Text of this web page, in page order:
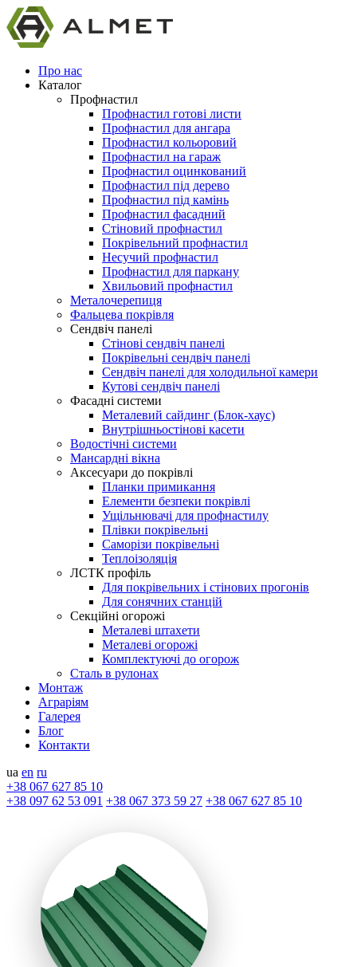
Про нас
Каталог
Профнастил
Профнастил готові листи
Профнастил для ангара
Профнастил кольоровий
Профнастил на гараж
Профнастил оцинкований
Профнастил під дерево
Профнастил під камінь
Профнастил фасадний
Стіновий профнастил
Покрівельний профнастил
Несучий профнастил
Профнастил для паркану
Хвильовий профнастил
Металочерепиця
Фальцева покрівля
Сендвіч панелі
Стінові сендвіч панелі
Покрівельні сендвіч панелі
Сендвіч панелі для холодильної камери
Кутові сендвіч панелі
Фасадні системи
Металевий сайдинг (Блок-хаус)
Внутрішньостінові касети
Водостічні системи
Мансардні вікна
Аксесуари до покрівлі
Планки примикання
Елементи безпеки покрівлі
Ущільнювачі для профнастилу
Плівки покрівельні
Саморізи покрівельні
Теплоізоляція
ЛСТК профіль
Для покрівельних і стінових прогонів
Для сонячних станцій
Секційні огорожі
Металеві штахети
Металеві огорожі
Комплектуючі до огорож
Сталь в рулонах
Монтаж
Аграріям
Галерея
Блог
Контакти
ua en ru
+38 067 627 85 10
+38 097 62 53 091 +38 067 373 59 27 +38 067 627 85 10